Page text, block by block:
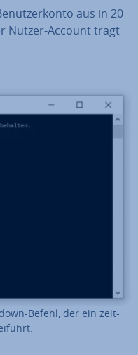
aus in 20
Nutzer-Account trägt
Befehl, der ein zeit­